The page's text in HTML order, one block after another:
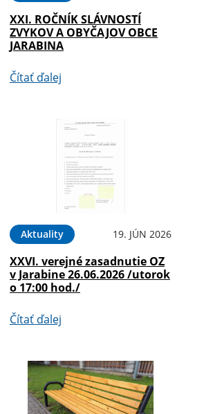
XXI. ROČNÍK SLÁVNOSTÍ
ZVYKOV A OBYČAJOV OBCE
JARABINA
Čítať ďalej
Aktuality 19. JÚN 2026
XXVI. verejné zasadnutie OZ
v Jarabine 26.06.2026 /utorok
o 17:00 hod./
Čítať ďalej